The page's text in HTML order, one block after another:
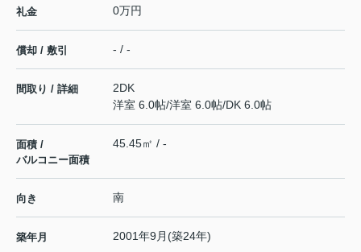
礼金 0万円
償却 / 敷引 - / -
間取り / 詳細
2DK
洋室 6.0帖/洋室 6.0帖/DK 6.0帖
面積 /
バルコニー面積
45.45㎡ / -
向き 南
築年月 2001年9月(築24年)